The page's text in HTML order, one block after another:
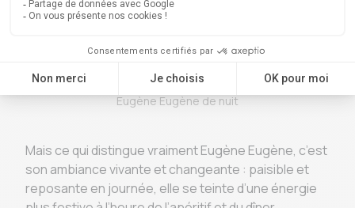
Eugène Eugène de nuit
Mais ce qui distingue vraiment Eugène Eugène, c’est
son ambiance vivante et changeante : paisible et
reposante en journée, elle se teinte d’une énergie